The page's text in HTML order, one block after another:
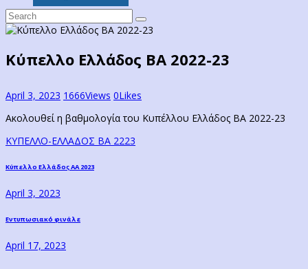
Κύπελλο Ελλάδος ΒΑ 2022-23
April 3, 2023 1666Views 0Likes
Ακολουθεί η βαθμολογία του Κυπέλλου Ελλάδος ΒΑ 2022-23
ΚΥΠΕΛΛΟ-ΕΛΛΑΔΟΣ ΒΑ 2223
Post
navigation
Previous
Κύπελλο Ελλάδος ΑΑ 2023
April 3, 2023
Next
Εντυπωσιακό φινάλε
April 17, 2023